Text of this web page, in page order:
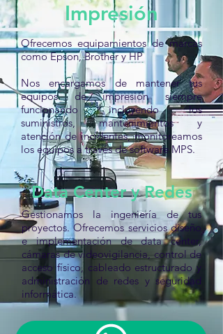
Impresión
Ofrecemos equipamientos de marcas
como Epson, Brother y HP
Nos encargamos de mantener tus
equipos de impresión siempre
funcionando incluyendo los
suministros, mantenimientos y
atención de incidentes, monitoreamos
los equipos a través de software MPS.
Data Center y Redes
Gestionamos la ingeniería de tus
proyectos. Ofrecemos servicios diseño
e implementación de data center,
cámaras de videovigilancia, control de
acceso físico, cableado estructurado y
administración de redes y seguridad
informática.